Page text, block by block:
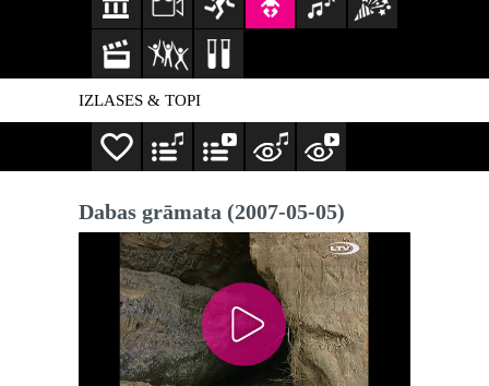
IZLASES & TOPI
Dabas grāmata (2007-05-05)